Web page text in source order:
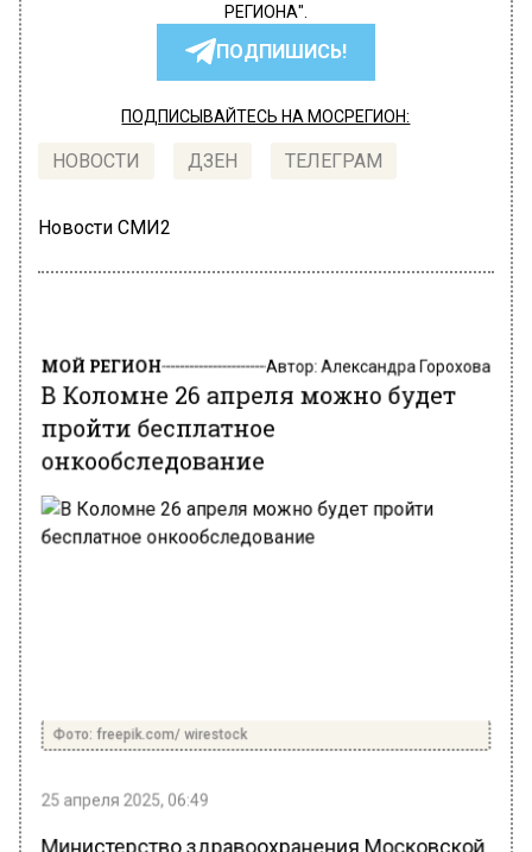
РЕГИОНА".
ПОДПИШИСЬ!
ПОДПИСЫВАЙТЕСЬ НА МОСРЕГИОН:
НОВОСТИ ДЗЕН ТЕЛЕГРАМ
Новости СМИ2
МОЙ РЕГИОН
В Коломне 26 апреля можно будет
пройти бесплатное
онкообследование
Фото: freepik.com/ wirestock
25 апреля 2025, 06:49
Министерство здравоохранения Московской